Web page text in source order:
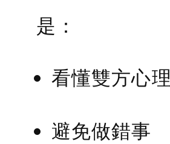
是：
看懂雙方心理
避免做錯事